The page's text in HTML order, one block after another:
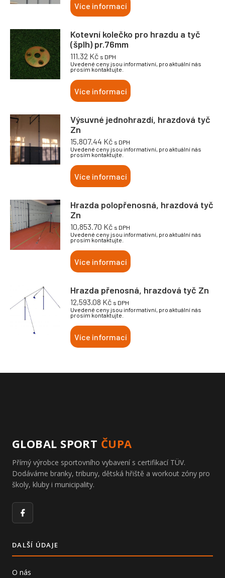
Více informací
Kotevní kolečko pro hrazdu a tyč
(šplh) pr.76mm
111.32 Kč s DPH
Uvedené ceny jsou informativní, pro aktuální nás
prosím kontaktujte.
Více informací
Výsuvné jednohrazdí, hrazdová tyč
Zn
15,807.44 Kč s DPH
Uvedené ceny jsou informativní, pro aktuální nás
prosím kontaktujte.
Více informací
Hrazda polopřenosná, hrazdová tyč
Zn
10,853.70 Kč s DPH
Uvedené ceny jsou informativní, pro aktuální nás
prosím kontaktujte.
Více informací
Hrazda přenosná, hrazdová tyč Zn
12,593.08 Kč s DPH
Uvedené ceny jsou informativní, pro aktuální nás
prosím kontaktujte.
Více informací
GLOBAL SPORT ČUPA
Přímý výrobce sportovního vybavení s certifikací TÜV.
Dodáváme branky, tribuny, dětská hřiště a workout zóny pro
školy, kluby i municipality.
Facebook
DALŠÍ ÚDAJE
O nás